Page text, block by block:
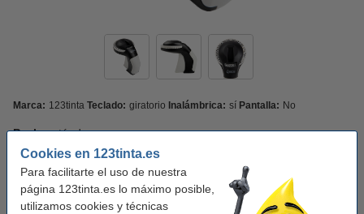
Cookies en 123tinta.es
Para facilitarte el uso de nuestra
página 123tinta.es lo máximo posible,
utilizamos cookies y técnicas
Marca: 123tinta Teclado: giratorio Inalámbrica: sí Pantalla: No
Pack:estándar
Ver características y descripción